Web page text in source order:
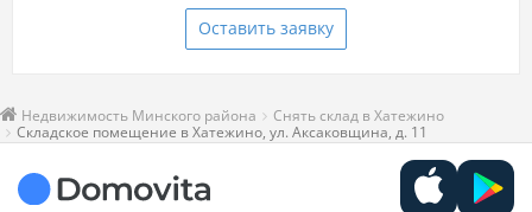
Оставить заявку
Недвижимость Минского района
Снять склад в Хатежино
Складское помещение в Хатежино, ул. Аксаковщина, д. 11